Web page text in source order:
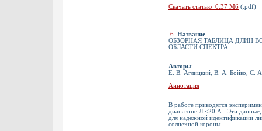
Скачать статью 0.37 Мб (.pdf)
6 Название
ОБЗОРНАЯ ТАБЛИЦА ДЛИН
ОБЛАСТИ СПЕКТРА.
Авторы
Е. В. Аглицкий, В. А. Бойко, С.
Аннотация
В работе приводятся
диапазоне Л <20 А. Эти
для надежной идентификации
солнечной короны.